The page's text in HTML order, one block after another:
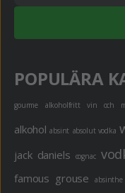
POPULÄRA
gourme alkoholfritt vin och
alkohol absint absolut vodka
jack daniels cognac
famous grouse absinthe